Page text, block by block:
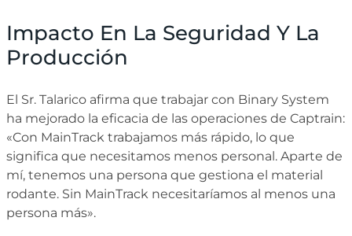
Impacto En La Seguridad Y La
Producción
El Sr. Talarico afirma que trabajar con Binary System
ha mejorado la eficacia de las operaciones de Captrain:
«Con MainTrack trabajamos más rápido, lo que
significa que necesitamos menos personal. Aparte de
mí, tenemos una persona que gestiona el material
rodante. Sin MainTrack necesitaríamos al menos una
persona más».